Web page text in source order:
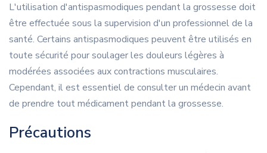
L'utilisation d'antispasmodiques pendant la grossesse doit
être effectuée sous la supervision d'un professionnel de la
santé. Certains antispasmodiques peuvent être utilisés en
toute sécurité pour soulager les douleurs légères à
modérées associées aux contractions musculaires.
Cependant, il est essentiel de consulter un médecin avant
de prendre tout médicament pendant la grossesse.
Précautions